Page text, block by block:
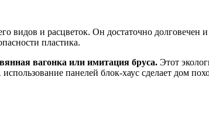
видов и расцветок. Он достаточно долговечен
пластика.
вагонка или имитация бруса. Этот
панелей блок-хаус сделает дом